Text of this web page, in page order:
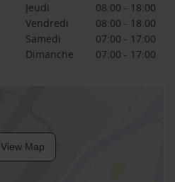
Jeudi
08:00 - 18:00
Vendredi
08:00 - 18:00
Samedi
07:00 - 17:00
Dimanche
07:00 - 17:00
View Map